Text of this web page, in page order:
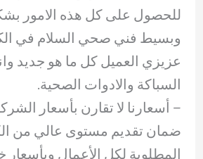
للحصول على كل هذه الامور
وبسيط فني صحي السلام في
عزيزي العميل كل ما هو جديد
السباكة والادوات الصحية.
– ‏أسعارنا لا تقارن بأسعار
ضمان تقديم مستوى عالي من
المطلوبة لكل الأعمال وبأسعار